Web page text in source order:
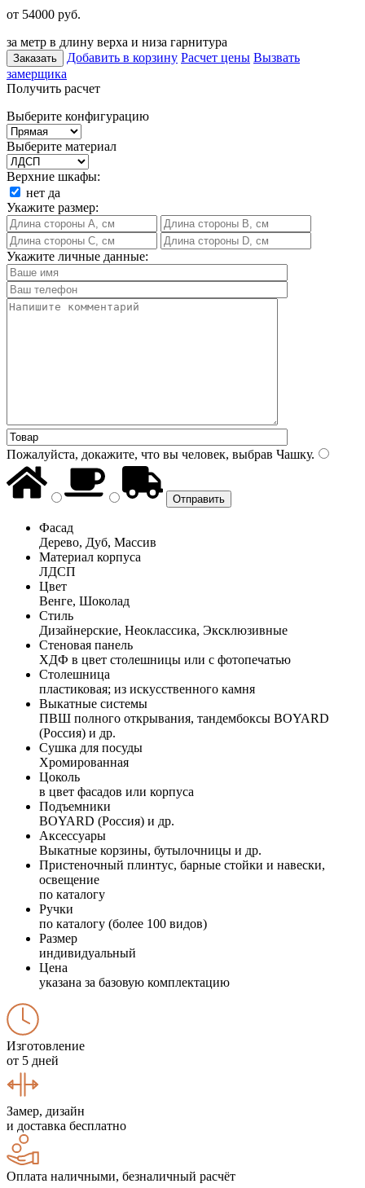
от 54000 руб.
за метр в длину верха и низа гарнитура
Заказать Добавить в корзину Расчет цены Вызвать
замерщика
Получить расчет
Выберите конфигурацию
Выберите материал
Верхние шкафы:
нет да
Укажите размер:
Укажите личные данные:
Пожалуйста, докажите, что вы человек, выбрав Чашку.
Фасад
Дерево, Дуб, Массив
Материал корпуса
ЛДСП
Цвет
Венге, Шоколад
Стиль
Дизайнерские, Неоклассика, Эксклюзивные
Стеновая панель
ХДФ в цвет столешницы или с фотопечатью
Столешница
пластиковая; из искусственного камня
Выкатные системы
ПВШ полного открывания, тандембоксы BOYARD
(Россия) и др.
Сушка для посуды
Хромированная
Цоколь
в цвет фасадов или корпуса
Подъемники
BOYARD (Россия) и др.
Аксессуары
Выкатные корзины, бутылочницы и др.
Пристеночный плинтус, барные стойки и навески,
освещение
по каталогу
Ручки
по каталогу (более 100 видов)
Размер
индивидуальный
Цена
указана за базовую комплектацию
Изготовление
от 5 дней
Замер, дизайн
и доставка бесплатно
Оплата наличными, безналичный расчёт